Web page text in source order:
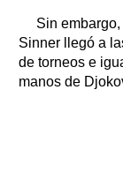
Sin
Sinner llegó a
de torneos e
manos de